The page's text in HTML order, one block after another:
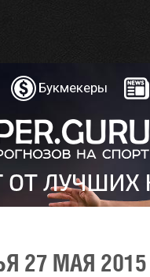
Букмекеры
27 МАЯ 2015